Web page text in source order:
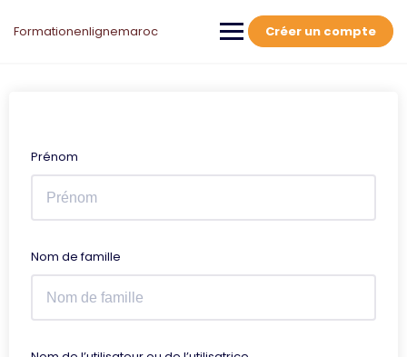
Formationenlignemaroc Créer un compte
Prénom
Nom de famille